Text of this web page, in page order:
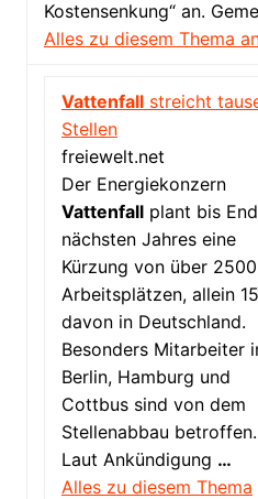
Kostensenkung“ an.
Alles zu diesem Thema
Vattenfallstreicht
Stellen
freiewelt.net
Der Energiekonzern
Vattenfallplant bis
nächsten Jahres eine
Kürzung von über 2500
Arbeitsplätzen, allein
davon in Deutschland.
Besonders Mitarbeiter
Berlin, Hamburg und
Cottbus sind von dem
Stellenabbau betroffen.
Laut Ankündigung …
Alles zu diesem Thema